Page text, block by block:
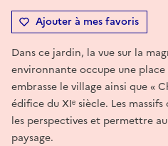
Ajouter à mes favoris
Dans ce jardin, la vue sur la
environnante occupe une place
embrasse le village ainsi que «
édifice du XIᵉ siècle. Les
les perspectives et permettre
paysage.